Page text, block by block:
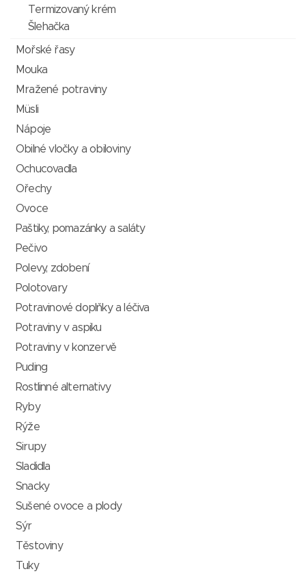
Termizovaný krém
Šlehačka
Mořské řasy
Mouka
Mražené potraviny
Müsli
Nápoje
Obilné vločky a obiloviny
Ochucovadla
Ořechy
Ovoce
Paštiky, pomazánky a saláty
Pečivo
Polevy, zdobení
Polotovary
Potravinové doplňky a léčiva
Potraviny v aspiku
Potraviny v konzervě
Puding
Rostlinné alternativy
Ryby
Rýže
Sirupy
Sladidla
Snacky
Sušené ovoce a plody
Sýr
Těstoviny
Tuky